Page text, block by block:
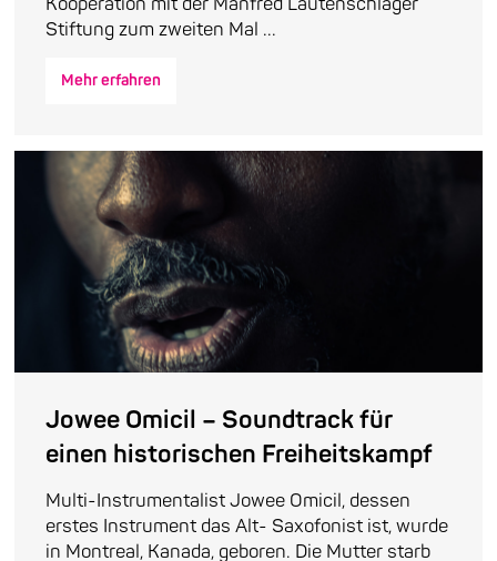
Stiftung zum zweiten Mal ...
Mehr erfahren
Jowee Omicil – Soundtrack für
einen historischen Freiheitskampf
Multi-Instrumentalist Jowee Omicil, dessen
erstes Instrument das Alt- Saxofonist ist, wurde
in Montreal, Kanada, geboren. Die Mutter starb